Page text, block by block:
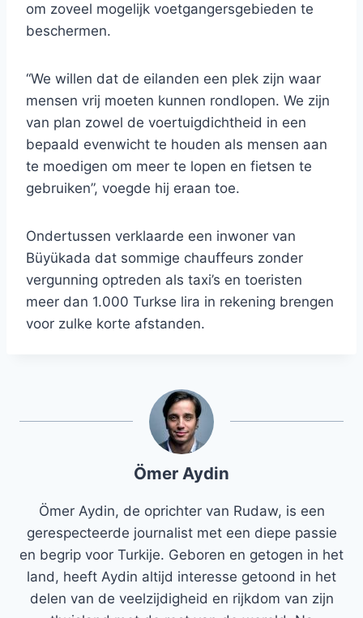
om zoveel mogelijk voetgangersgebieden te
beschermen.
“We willen dat de eilanden een plek zijn waar
mensen vrij moeten kunnen rondlopen. We zijn
van plan zowel de voertuigdichtheid in een
bepaald evenwicht te houden als mensen aan
te moedigen om meer te lopen en fietsen te
gebruiken”, voegde hij eraan toe.
Ondertussen verklaarde een inwoner van
Büyükada dat sommige chauffeurs zonder
vergunning optreden als taxi’s en toeristen
meer dan 1.000 Turkse lira in rekening brengen
voor zulke korte afstanden.
Ömer Aydin
Ömer Aydin, de oprichter van Rudaw, is een
gerespecteerde journalist met een diepe passie
en begrip voor Turkije. Geboren en getogen in het
land, heeft Aydin altijd interesse getoond in het
delen van de veelzijdigheid en rijkdom van zijn